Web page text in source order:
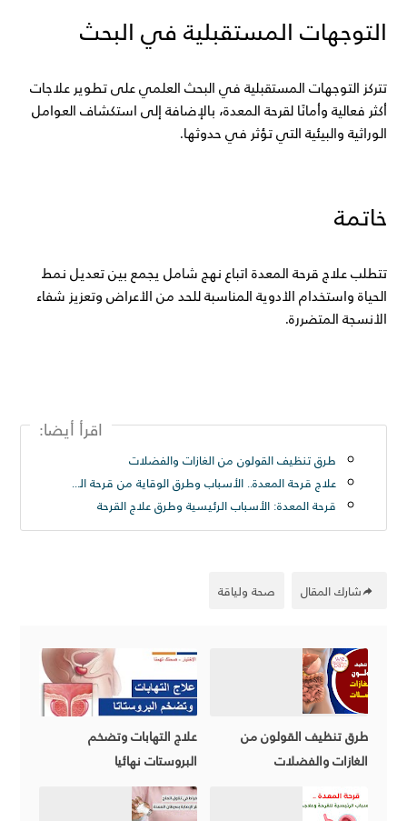
التوجهات المستقبلية في البحث
الوراثية والبيئية التي تؤثر في حدوثها.
خاتمة
الأنسجة المتضررة.
اقرأ أيضا:
طرق تنظيف القولون من الغازات والفضلات
علاج قرحة المعدة.. الأسباب وطرق الوقاية من قرحة المعدة
قرحة المعدة: الأسباب الرئيسية وطرق علاج القرحة
صحة ولياقة شارك المقال
علاج التهابات وتضخم
البروستات نهائيا
طرق تنظيف القولون من
الغازات والفضلات